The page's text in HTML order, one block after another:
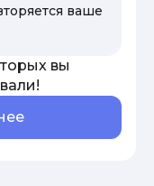
ваше
вы